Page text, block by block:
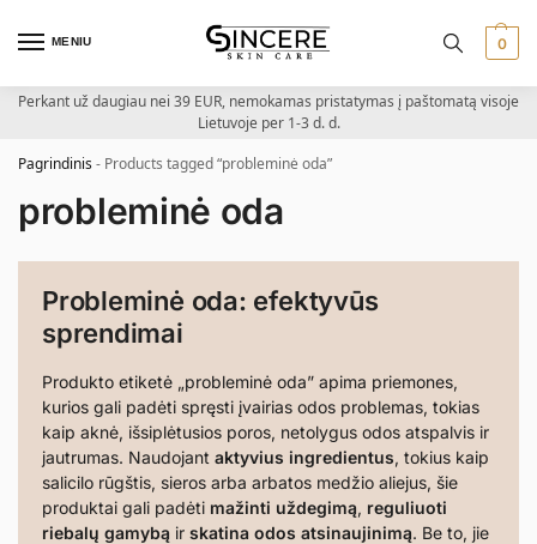
MENIU 0
Perkant už daugiau nei 39 EUR, nemokamas pristatymas į paštomatą visoje
Lietuvoje per 1-3 d. d.
Pagrindinis- Products tagged “probleminė oda”
probleminė oda
Probleminė oda: efektyvūs
sprendimai
Produkto etiketė „probleminė oda” apima priemones,
kurios gali padėti spręsti įvairias odos problemas, tokias
kaip aknė, išsiplėtusios poros, netolygus odos atspalvis ir
jautrumas. Naudojant aktyvius ingredientus, tokius kaip
salicilo rūgštis, sieros arba arbatos medžio aliejus, šie
produktai gali padėti mažinti uždegimą, reguliuoti
riebalų gamybą ir skatina odos atsinaujinimą. Be to, jie